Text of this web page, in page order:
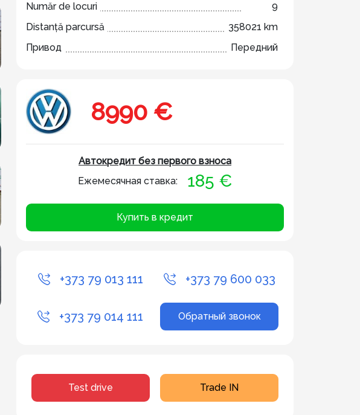
Număr de locuri
9
Distanță parcursă
358021 km
Привод
Передний
8990 €
Автокредит без первого взноса
Ежемесячная ставка:
185 €
Купить в кредит
+373 79 013 111 +373 79 600 033
+373 79 014 111 Обратный звонок
Test drive Trade IN